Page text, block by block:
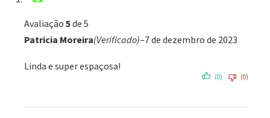
Avaliação 5de 5
Patricia Moreira(Verificado)–7 de dezembro de 2023
Linda e super espaçosa!
(0) (0)